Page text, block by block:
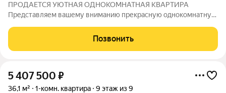
ПРОДАЕТСЯ УЮТНАЯ ОДНОКОМНАТНАЯ КВАРТИРА
Представляем вашему вниманию прекрасную однокомнатную
в кирпичном доме 2024 года постройки. Просторная комната с
большими окнами выходит на тихий двор,
Позвонить
5 407 500 ₽
36,1 м² 1-комн. квартира 9 этаж из 9